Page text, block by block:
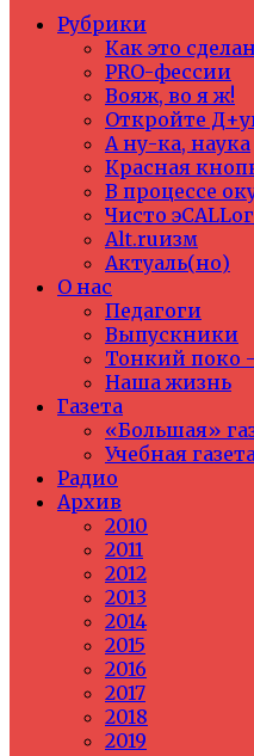
Рубрики
Как это
PRO-фессии
Вояж, во я ж!
Откройте
А ну-ка, наука
Красная
В процессе
Чисто
Alt.ruизм
Актуаль(но)
О нас
Педагоги
Выпускники
Тонкий поко
Наша жизнь
Газета
«Большая»
Учебная
Радио
Архив
2010
2011
2012
2013
2014
2015
2016
2017
2018
2019